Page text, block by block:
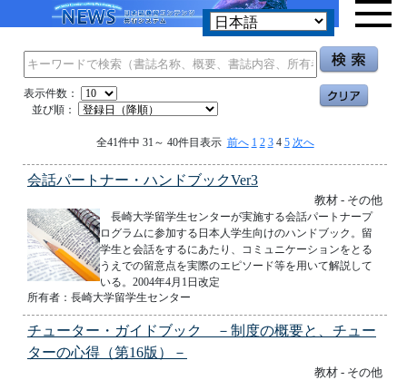
表示件数：
並び順：
全41件中 31～ 40件目表示 前へ 1 2 34 5 次へ
会話パートナー・ハンドブックVer3
教材 - その他
長崎大学留学生センターが実施する会話パートナープ
ログラムに参加する日本人学生向けのハンドブック。留
学生と会話をするにあたり、コミュニケーションをとる
うえでの留意点を実際のエピソード等を用いて解説して
いる。2004年4月1日改定
所有者：長崎大学留学生センター
チューター・ガイドブック －制度の概要と、チュー
ターの心得（第16版）－
教材 - その他